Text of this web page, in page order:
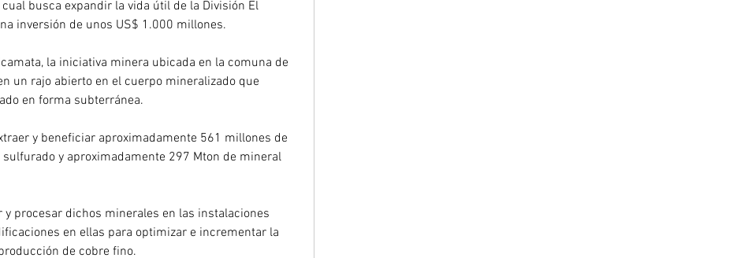
busca expandir la vida útil de la División El
inversión de unos US$ 1.000 millones.
la iniciativa minera ubicada en la comuna de
un rajo abierto en el cuerpo mineralizado que
en forma subterránea.
y beneficiar aproximadamente 561 millones de
y aproximadamente 297 Mton de mineral
y procesar dichos minerales en las instalaciones
en ellas para optimizar e incrementar la
de cobre fino.